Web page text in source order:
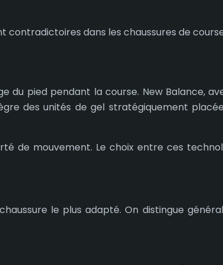
dans les chaussures de
pied pendant la course. New Balance,
des unités de gel stratégiquement
de mouvement. Le choix entre ces
le plus adapté. On distingue